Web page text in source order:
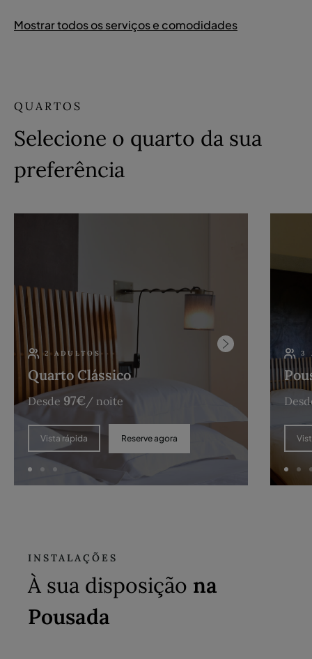
Mostrar todos os serviços e comodidades
QUARTOS
Selecione o quarto da sua
preferência
2 ADULTOS
Quarto Clássico
Desde 97€/ noite
Vista rápida Reserve agora
3
INSTALAÇÕES
À sua disposição na
Pousada